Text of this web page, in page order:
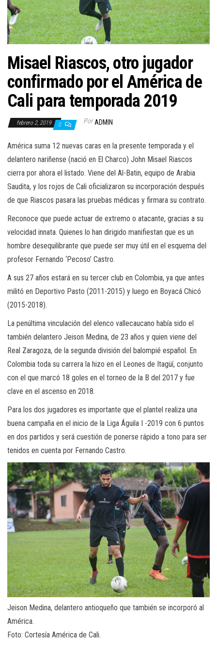
c
i
ó
Misael Riascos, otro jugador
confirmado por el América de
Cali para temporada 2019
febrero 2, 2019 0 Por ADMIN
América suma 12 nuevas caras en la presente temporada y el
delantero nariñense (nació en El Charco) John Misael Riascos
cierra por ahora el listado. Viene del Al-Batin, equipo de Arabia
Saudita, y los rojos de Cali oficializaron su incorporación después
de que Riascos pasara las pruebas médicas y firmara su contrato.
Reconoce que puede actuar de extremo o atacante, gracias a su
velocidad innata. Quienes lo han dirigido manifiestan que es un
hombre desequilibrante que puede ser muy útil en el esquema del
profesor Fernando ‘Pecoso’ Castro.
A sus 27 años estará en su tercer club en Colombia, ya que antes
militó en Deportivo Pasto (2011-2015) y luego en Boyacá Chicó
(2015-2018).
La penúltima vinculación del elenco vallecaucano había sido el
también delantero Jeison Medina, de 23 años y quien viene del
Real Zaragoza, de la segunda división del balompié español. En
Colombia toda su carrera la hizo en el Leones de Itagüí, conjunto
con el que marcó 18 goles en el torneo de la B del 2017 y fue
clave en el ascenso en 2018.
Para los dos jugadores es importante que el plantel realiza una
buena campaña en el inicio de la Liga Águila I -2019 con 6 puntos
en dos partidos y será cuestión de ponerse rápido a tono para ser
tenidos en cuenta por Fernando Castro.
Jeison Medina, delantero antioqueño que también se incorporó al
América.
Foto: Cortesía América de Cali.